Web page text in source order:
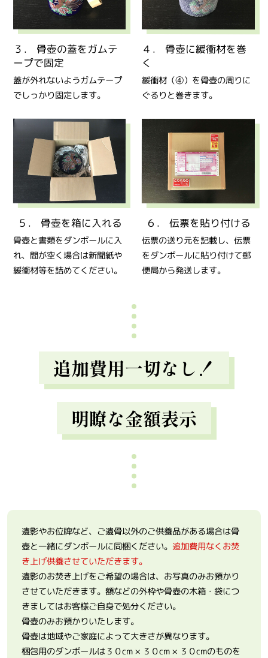
３． 骨壺の蓋をガムテ
ープで固定
蓋が外れないようガムテープ
でしっかり固定します。
４． 骨壺に緩衝材を巻
く
緩衝材（④）を骨壺の周りに
ぐるりと巻きます。
５． 骨壺を箱に入れる
骨壺と書類をダンボールに入
れ、間が空く場合は新聞紙や
緩衝材等を詰めてください。
６． 伝票を貼り付ける
伝票の送り元を記載し、伝票
をダンボールに貼り付けて郵
便局から発送します。
追加費用一切なし！
明瞭な金額表示
遺影やお位牌など、ご遺骨以外のご供養品がある場合は骨
壺と一緒にダンボールに同梱ください。追加費用なくお焚
き上げ供養させていただきます。
遺影のお焚き上げをご希望の場合は、お写真のみお預かり
させていただきます。額などの外枠や骨壺の木箱・袋につ
きましてはお客様ご自身で処分ください。
骨壺のみお預かりいたします。
骨壺は地域やご家庭によって大きさが異なります。
梱包用のダンボールは３０cm × ３０cm × ３０cmのものを